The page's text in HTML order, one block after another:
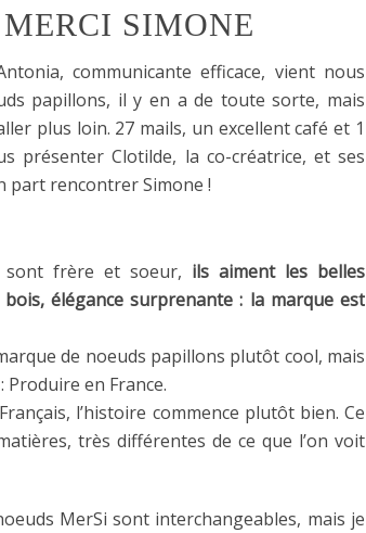
SIMONE
communicante efficace, vient nous
papillons, il y en a de toute sorte, mais
plus loin. 27 mails, un excellent café et 1
présenter Clotilde, la co-créatrice, et ses
part rencontrer Simone !
sont frère et soeur, ils aiment les belles
élégance surprenante : la marque est
de noeuds papillons plutôt cool, mais
Produire en France.
l’histoire commence plutôt bien. Ce
très différentes de ce que l’on voit
MerSi sont interchangeables, mais je